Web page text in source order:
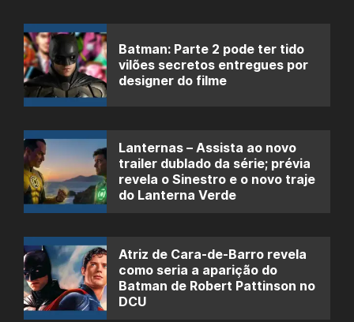
Batman: Parte 2 pode ter tido
vilões secretos entregues por
designer do filme
Lanternas – Assista ao novo
trailer dublado da série; prévia
revela o Sinestro e o novo traje
do Lanterna Verde
Atriz de Cara-de-Barro revela
como seria a aparição do
Batman de Robert Pattinson no
DCU